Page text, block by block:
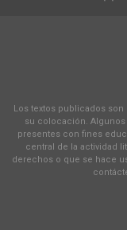
Los textos publicados
su colocación.
presentes con fines
central de la actividad
derechos o que se hace